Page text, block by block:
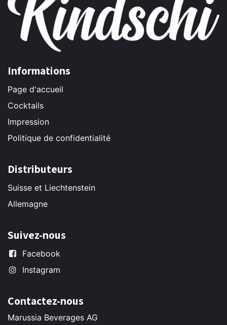
Informations
Page d'accueil
Cocktails
Impression
Politique de confidentialité
Distributeurs
Suisse et Liechtenstein
Allemagne
Suivez-nous
Facebook
Instagram
Contactez-nous
Marussia Beverages AG